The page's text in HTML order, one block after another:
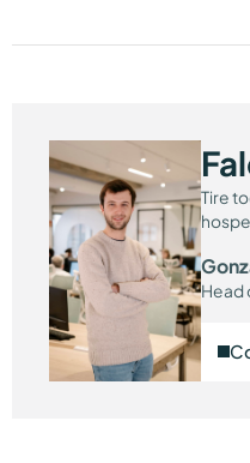
Tire
Head